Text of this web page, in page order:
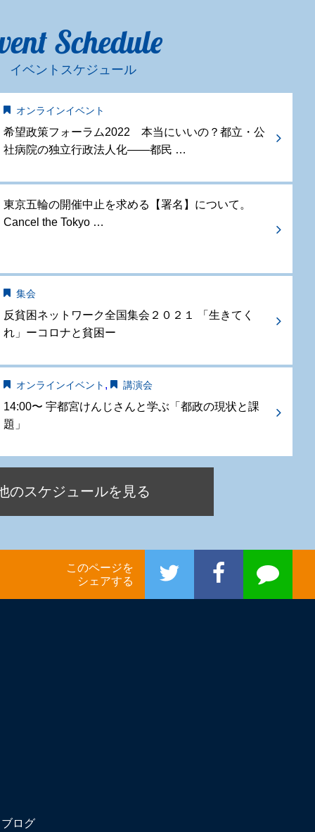
Schedule
イベントスケジュール
オンラインイベント
希望政策フォーラム2022 本当にいいの？都立・公
社病院の独立行政法人化——都民 …
東京五輪の開催中止を求める【署名】について。
Cancel the Tokyo …
集会
反貧困ネットワーク全国集会２０２１ 「生きてく
れ」ーコロナと貧困ー
オンラインイベント , 講演会
14:00〜 宇都宮けんじさんと学ぶ「都政の現状と課
題」
のスケジュールを見る
このページを
シェアする
ブログ